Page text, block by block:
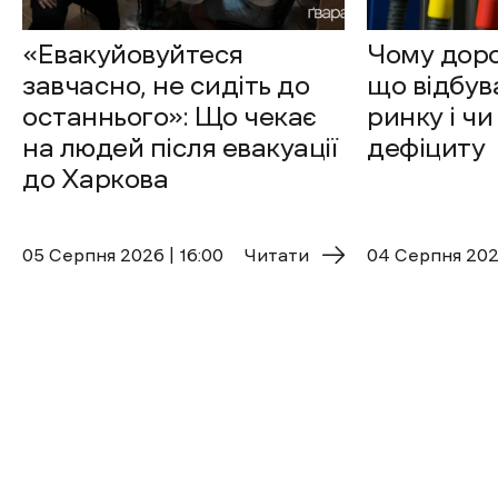
«Евакуйовуйтеся
завчасно, не сидіть до
останнього»: Що чекає
на людей після евакуації
до Харкова
05 Cерпня 2026 | 16:00 Читати
Чому
що
ринку і
дефіциту
04 Cерпня